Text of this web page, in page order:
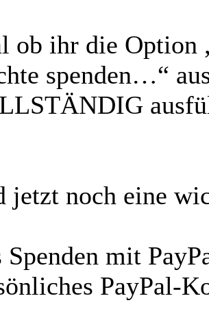
ob ihr die Option
spenden…“
jetzt noch eine
Spenden mit
PayPal-